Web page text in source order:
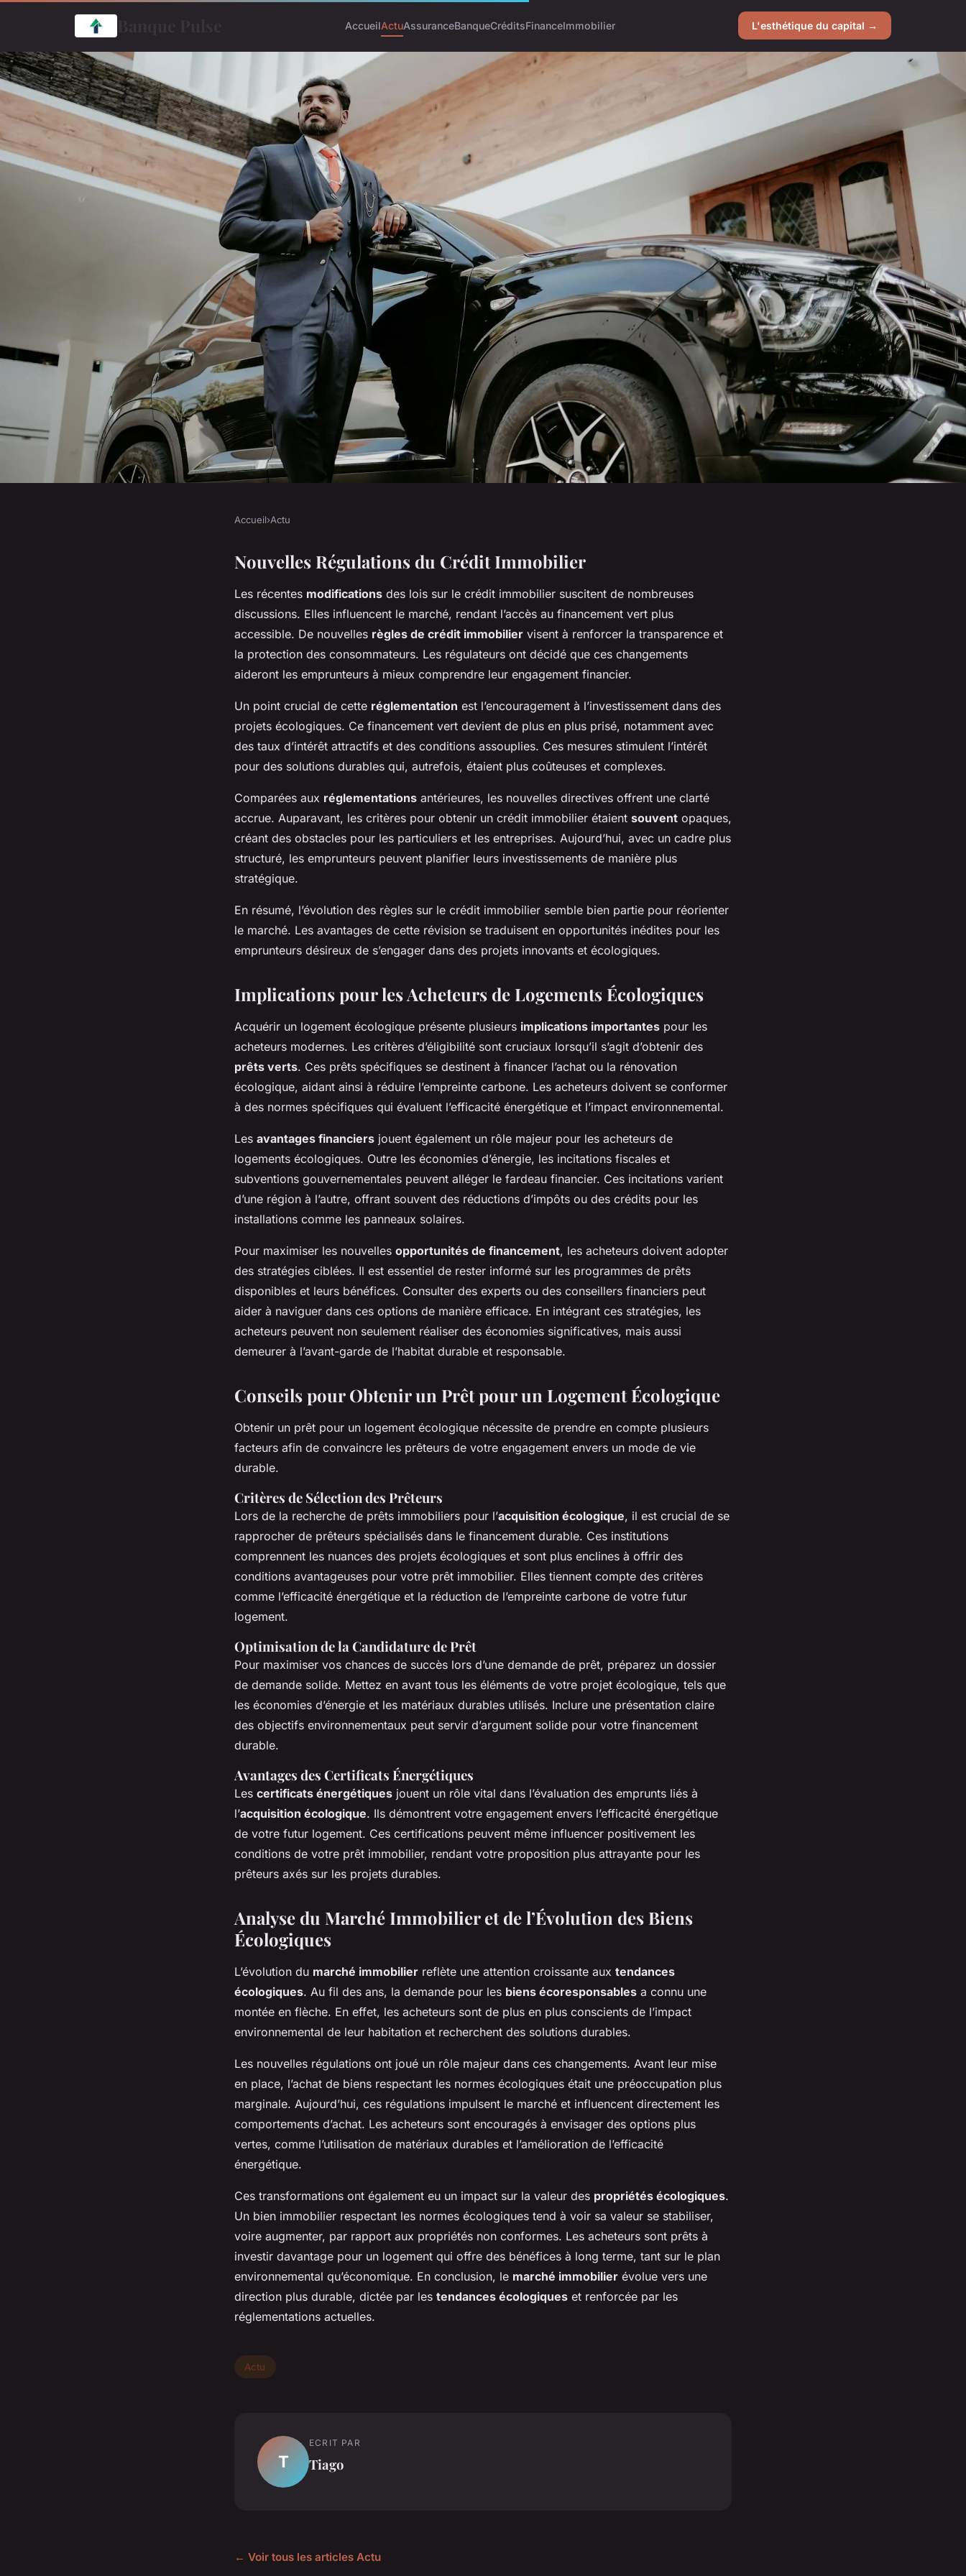
AccueilActuAssuranceBanqueCréditsFinanceImmobilier L'esthétique du capital →
Découvrez les Nouvelles Règles du
Crédit Immobilier pour des
Logements Écologiques
Accueil›Actu
Nouvelles Régulations du Crédit Immobilier
Les récentes modifications des lois sur le crédit immobilier suscitent de nombreuses
discussions. Elles influencent le marché, rendant l’accès au financement vert plus
accessible. De nouvelles règles de crédit immobilier visent à renforcer la transparence et
la protection des consommateurs. Les régulateurs ont décidé que ces changements
aideront les emprunteurs à mieux comprendre leur engagement financier.
Un point crucial de cette réglementation est l’encouragement à l’investissement dans des
projets écologiques. Ce financement vert devient de plus en plus prisé, notamment avec
des taux d’intérêt attractifs et des conditions assouplies. Ces mesures stimulent l’intérêt
pour des solutions durables qui, autrefois, étaient plus coûteuses et complexes.
Comparées aux réglementations antérieures, les nouvelles directives offrent une clarté
accrue. Auparavant, les critères pour obtenir un crédit immobilier étaient souvent opaques,
créant des obstacles pour les particuliers et les entreprises. Aujourd’hui, avec un cadre plus
structuré, les emprunteurs peuvent planifier leurs investissements de manière plus
stratégique.
En résumé, l’évolution des règles sur le crédit immobilier semble bien partie pour réorienter
le marché. Les avantages de cette révision se traduisent en opportunités inédites pour les
emprunteurs désireux de s’engager dans des projets innovants et écologiques.
Implications pour les Acheteurs de Logements Écologiques
Acquérir un logement écologique présente plusieurs implications importantes pour les
acheteurs modernes. Les critères d’éligibilité sont cruciaux lorsqu’il s’agit d’obtenir des
prêts verts. Ces prêts spécifiques se destinent à financer l’achat ou la rénovation
écologique, aidant ainsi à réduire l’empreinte carbone. Les acheteurs doivent se conformer
à des normes spécifiques qui évaluent l’efficacité énergétique et l’impact environnemental.
Les avantages financiers jouent également un rôle majeur pour les acheteurs de
logements écologiques. Outre les économies d’énergie, les incitations fiscales et
subventions gouvernementales peuvent alléger le fardeau financier. Ces incitations varient
d’une région à l’autre, offrant souvent des réductions d’impôts ou des crédits pour les
installations comme les panneaux solaires.
Pour maximiser les nouvelles opportunités de financement, les acheteurs doivent adopter
des stratégies ciblées. Il est essentiel de rester informé sur les programmes de prêts
disponibles et leurs bénéfices. Consulter des experts ou des conseillers financiers peut
aider à naviguer dans ces options de manière efficace. En intégrant ces stratégies, les
acheteurs peuvent non seulement réaliser des économies significatives, mais aussi
demeurer à l’avant-garde de l’habitat durable et responsable.
Conseils pour Obtenir un Prêt pour un Logement Écologique
Obtenir un prêt pour un logement écologique nécessite de prendre en compte plusieurs
facteurs afin de convaincre les prêteurs de votre engagement envers un mode de vie
durable.
Critères de Sélection des Prêteurs
Lors de la recherche de prêts immobiliers pour l’acquisition écologique, il est crucial de se
rapprocher de prêteurs spécialisés dans le financement durable. Ces institutions
comprennent les nuances des projets écologiques et sont plus enclines à offrir des
conditions avantageuses pour votre prêt immobilier. Elles tiennent compte des critères
comme l’efficacité énergétique et la réduction de l’empreinte carbone de votre futur
logement.
Optimisation de la Candidature de Prêt
Pour maximiser vos chances de succès lors d’une demande de prêt, préparez un dossier
de demande solide. Mettez en avant tous les éléments de votre projet écologique, tels que
les économies d’énergie et les matériaux durables utilisés. Inclure une présentation claire
des objectifs environnementaux peut servir d’argument solide pour votre financement
durable.
Avantages des Certificats Énergétiques
Les certificats énergétiques jouent un rôle vital dans l’évaluation des emprunts liés à
l’acquisition écologique. Ils démontrent votre engagement envers l’efficacité énergétique
de votre futur logement. Ces certifications peuvent même influencer positivement les
conditions de votre prêt immobilier, rendant votre proposition plus attrayante pour les
prêteurs axés sur les projets durables.
Analyse du Marché Immobilier et de l’Évolution des Biens
Écologiques
L’évolution du marché immobilier reflète une attention croissante aux tendances
écologiques. Au fil des ans, la demande pour les biens écoresponsables a connu une
montée en flèche. En effet, les acheteurs sont de plus en plus conscients de l’impact
environnemental de leur habitation et recherchent des solutions durables.
Les nouvelles régulations ont joué un rôle majeur dans ces changements. Avant leur mise
en place, l’achat de biens respectant les normes écologiques était une préoccupation plus
marginale. Aujourd’hui, ces régulations impulsent le marché et influencent directement les
comportements d’achat. Les acheteurs sont encouragés à envisager des options plus
vertes, comme l’utilisation de matériaux durables et l’amélioration de l’efficacité
énergétique.
Ces transformations ont également eu un impact sur la valeur des propriétés écologiques.
Un bien immobilier respectant les normes écologiques tend à voir sa valeur se stabiliser,
voire augmenter, par rapport aux propriétés non conformes. Les acheteurs sont prêts à
investir davantage pour un logement qui offre des bénéfices à long terme, tant sur le plan
environnemental qu’économique. En conclusion, le marché immobilier évolue vers une
direction plus durable, dictée par les tendances écologiques et renforcée par les
réglementations actuelles.
Actu
T
ECRIT PAR
Tiago
← Voir tous les articles Actu